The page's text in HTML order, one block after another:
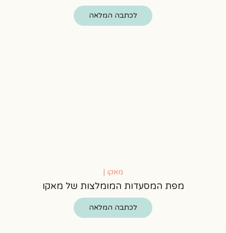
לכתבה המלאה
מאקו |
מפת המסעדות המומלצות של מאקו
לכתבה המלאה